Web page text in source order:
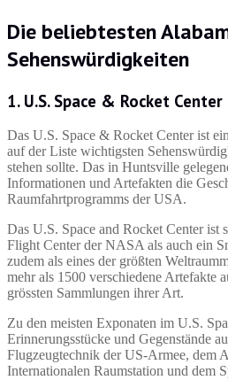
Die beliebtesten
Sehenswürdigkeiten
1. U.S. Space & Rocket Center
Das U.S. Space & Rocket Center ist
auf der Liste wichtigsten
stehen sollte. Das in Huntsville
Informationen und Artefakten die
Raumfahrtprogramms der USA.
Das U.S. Space and Rocket Center ist
Flight Center der NASA als auch ein
zudem als eines der größten
mehr als 1500 verschiedene Artefakte
grössten Sammlungen ihrer Art.
Zu den meisten Exponaten im U.S.
Erinnerungsstücke und Gegenstände
Flugzeugtechnik der US-Armee, dem
Internationalen Raumstation und dem